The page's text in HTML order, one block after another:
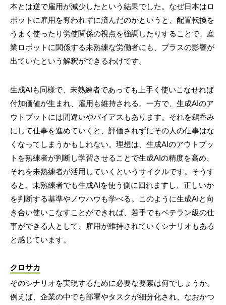
本とは逆で雇用が減少したという結果でした。なぜ日本はロ
ボットに雇用を奪われずに済んだのかというと、配置転換を
うまく使ったり労使関係の視点を強調したりすることで、産
業ロボットに関係する未熟練な労働者にも、プラスの影響が
出ていたという解釈ができるわけです。
生成AIも同様で、未熟練者であっても上手く使いこなせれば
付加価値が生まれ、雇用も維持される。一方で、生成AIのア
ウトプットには間違いやバイアスもあります。それを鵜呑み
にして仕事を進めていくと、評価されずにその人の仕事はな
くなってしまうかもしれない。理想は、生成AIのアウトプッ
トを熟練者が判断し学習させることで生成AIの精度を高め、
それを未熟練者が活用していくというサイクルです。そうす
ると、未熟練者でも生成AIを使う側に回れますし、正しいか
を判断する基準やノウハウも学べる。このように生成AIと向
き合い使いこなすことができれば、若手でもベテラン級の仕
事ができる人として、雇用が維持されていくシナリオもある
と感じています。
クロサカ
そのシナリオを実現するために必要な要素は何でしょうか。
例えば、企業の中でも部署やタスクが細分化され、なおかつ